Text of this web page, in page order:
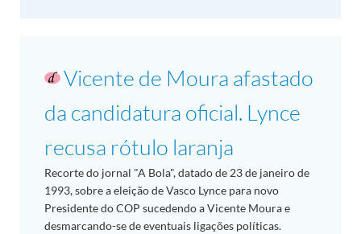
Vicente de Moura afastado
da candidatura oficial. Lynce
recusa rótulo laranja
Recorte do jornal "A Bola", datado de 23 de janeiro de
1993, sobre a eleição de Vasco Lynce para novo
Presidente do COP sucedendo a Vicente Moura e
desmarcando-se de eventuais ligações políticas.